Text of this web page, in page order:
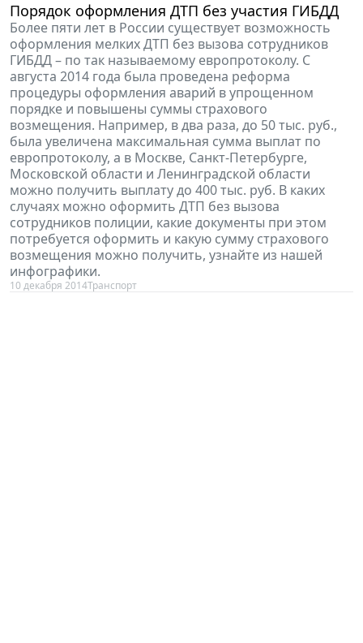
Порядок оформления ДТП без участия ГИБДД
Более пяти лет в России существует возможность
оформления мелких ДТП без вызова сотрудников
ГИБДД – по так называемому европротоколу. С
августа 2014 года была проведена реформа
процедуры оформления аварий в упрощенном
порядке и повышены суммы страхового
возмещения. Например, в два раза, до 50 тыс. руб.,
была увеличена максимальная сумма выплат по
европротоколу, а в Москве, Санкт-Петербурге,
Московской области и Ленинградской области
можно получить выплату до 400 тыс. руб. В каких
случаях можно оформить ДТП без вызова
сотрудников полиции, какие документы при этом
потребуется оформить и какую сумму страхового
возмещения можно получить, узнайте из нашей
инфографики.
10 декабря 2014Транспорт